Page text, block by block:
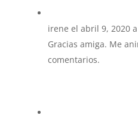
irene el abril 9, 2020
Gracias amiga. Me
comentarios.